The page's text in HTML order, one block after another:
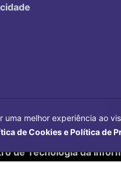
Copyright©2026
de Tecnologia da
melhor experiência ao
de Cookies e Política de